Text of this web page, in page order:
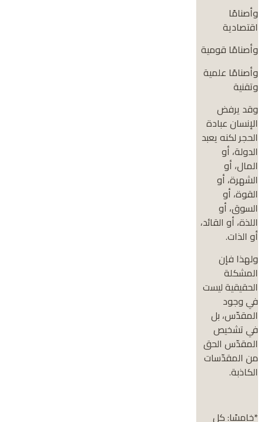
وأصنامًا
اقتصادية
وأصنامًا قومية
وأصنامًا علمية
وتقنية
وقد يرفض
الإنسان عبادة
الحجر لكنه يعبد
الدولة، أو
المال، أو
الشهرة، أو
القوة، أو
السوق، أو
اللذة، أو القائد،
أو الذات.
ولهذا فإن
المشكلة
الحقيقية ليست
في وجود
المقدّس، بل
في تشخيص
المقدّس الحق
من المقدّسات
الكاذبة.
*خامسًا: كل